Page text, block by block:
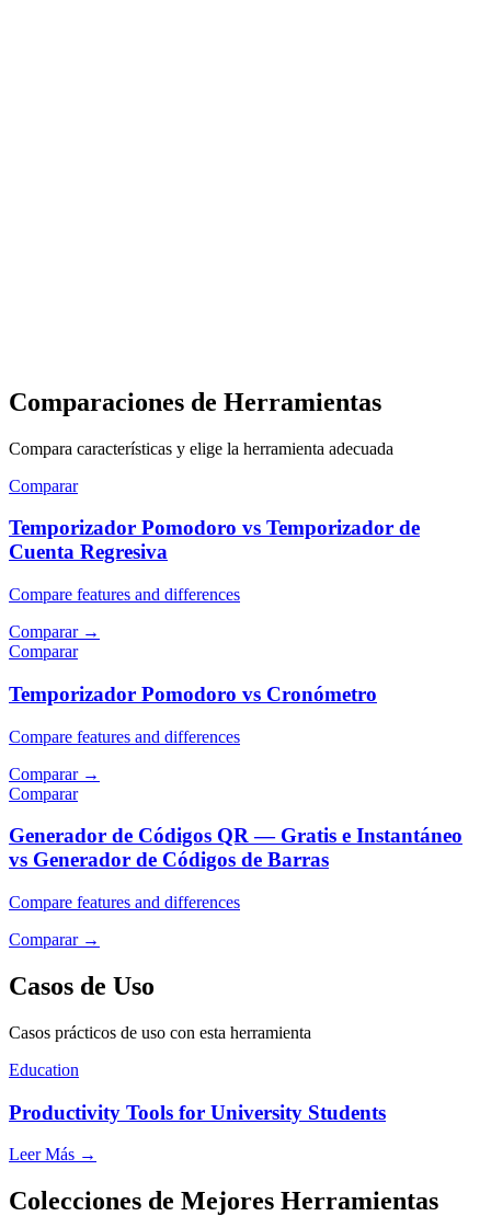
Comparaciones de Herramientas
Compara características y elige la herramienta adecuada
Comparar
Temporizador Pomodoro vs Temporizador de
Cuenta Regresiva
Compare features and differences
Comparar→
Comparar
Temporizador Pomodoro vs Cronómetro
Compare features and differences
Comparar→
Comparar
Generador de Códigos QR — Gratis e Instantáneo
vs Generador de Códigos de Barras
Compare features and differences
Comparar→
Casos de Uso
Casos prácticos de uso con esta herramienta
Education
Productivity Tools for University Students
Leer Más →
Colecciones de Mejores Herramientas